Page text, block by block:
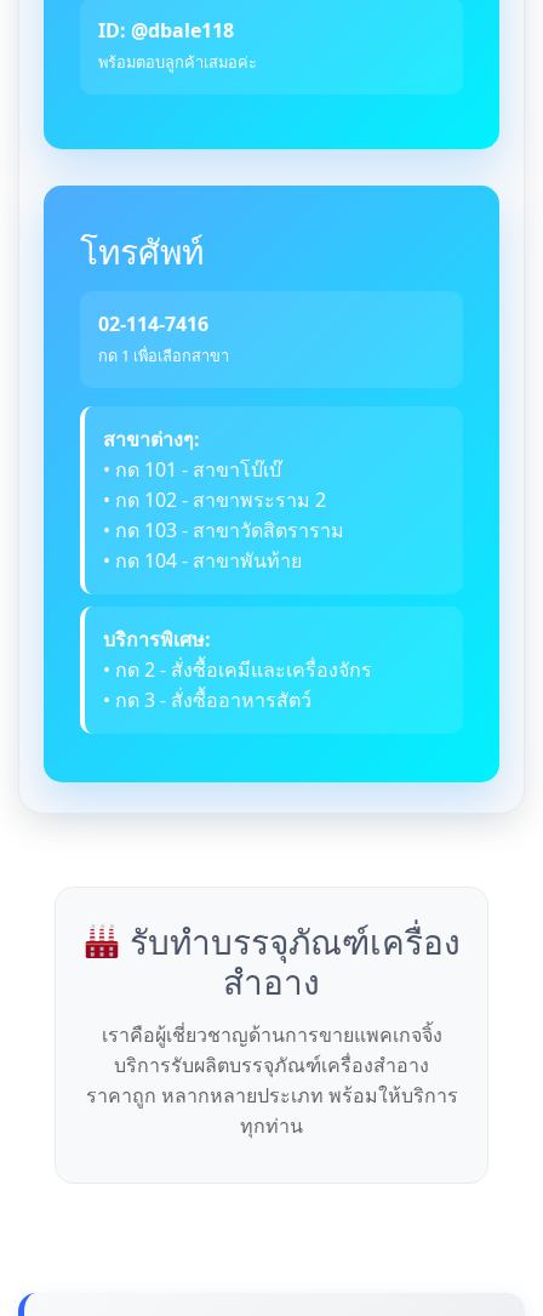
ID: @dbale118
พร้อมตอบลูกค้าเสมอค่ะ
โทรศัพท์
02-114-7416
กด 1 เพื่อเลือกสาขา
สาขาต่างๆ:
• กด 101 - สาขาโบ๊เบ๊
• กด 102 - สาขาพระราม 2
• กด 103 - สาขาวัดสิตราราม
• กด 104 - สาขาพันท้าย
บริการพิเศษ:
• กด 2 - สั่งซื้อเคมีและเครื่องจักร
• กด 3 - สั่งซื้ออาหารสัตว์
รับทำบรรจุภัณฑ์เครื่อง
สำอาง
เราคือผู้เชี่ยวชาญด้านการขายแพคเกจจิ้ง
บริการรับผลิตบรรจุภัณฑ์เครื่องสำอาง
ราคาถูก หลากหลายประเภท พร้อมให้บริการ
ทุกท่าน